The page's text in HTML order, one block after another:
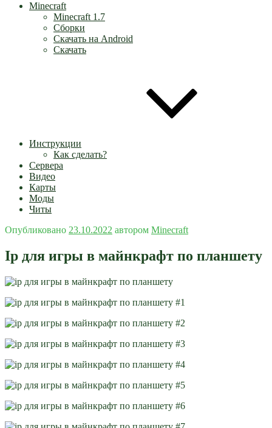
Minecraft
Minecraft 1.7
Сборки
Скачать на Android
Скачать
Инструкции
Как сделать?
Сервера
Видео
Карты
Моды
Читы
Опубликовано 23.10.2022 автором Minecraft
Ip для игры в майнкрафт по планшету